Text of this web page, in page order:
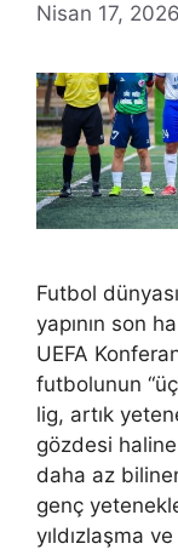
Nisan 17, 2026
Futbol
yapının son
UEFA
futbolunun
lig, artık
gözdesi
daha az
genç
yıldızlaşma